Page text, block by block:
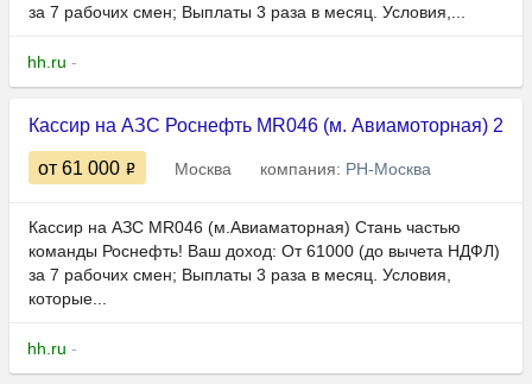
за 7 рабочих смен; Выплаты 3 раза в месяц. Условия,...
hh.ru -
Кассир на АЗС Роснефть MR046 (м. Авиамоторная) 2
от 61 000 Москва компания: РН-Москва
Кассир на АЗС MR046 (м.Авиаматорная) Стань частью
команды Роснефть! Ваш доход: От 61000 (до вычета НДФЛ)
за 7 рабочих смен; Выплаты 3 раза в месяц. Условия,
которые...
hh.ru -